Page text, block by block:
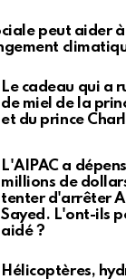
peut aider
Le cadeau qui a
de miel de la
et du prince
L'AIPAC a
millions de
tenter d'arrêter
Sayed. L'ont-ils
aidé ?
Hélicoptères,